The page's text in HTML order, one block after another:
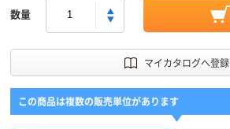
数量
マイカタログへ登録
この商品は複数の販売単位があります